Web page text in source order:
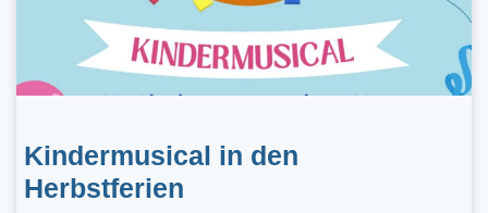
Kindermusical in den
Herbstferien